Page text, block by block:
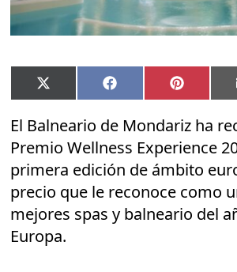
Compartir
en
X
(Twitter)
Compartir
en
Facebook
en
Pinterest
El Balneario de Mondariz ha
Premio Wellness Experience
primera edición de ámbito
precio que le reconoce como
mejores spas y balneario del
Europa.